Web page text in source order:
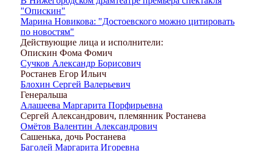
"Опискин"
Марина Новикова: "Достоевского можно цитировать
по новостям"
Действующие лица и исполнители:
Опискин Фома Фомич
Сучков Александр Борисович
Ростанев Егор Ильич
Блохин Сергей Валерьевич
Генеральша
Алашеева Маргарита Порфирьевна
Сергей Александрович, племянник Ростанева
Омётов Валентин Александрович
Сашенька, дочь Ростанева
Баголей Маргарита Игоревна